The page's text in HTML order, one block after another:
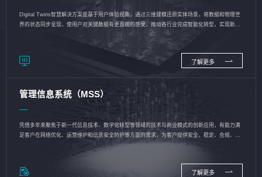
Digital Twins智慧解决方案是基于用户体验视角，通过三维建模还原实体场景，将数据和物理世
界的状态同步呈现，使用户对关键数据有更直观的感受，推动各行业完成智能化转型，实现新旧
了解更多
管理信息系统（MSS）
凭借多年来聚焦于新一代信息技术、数字化转型等领域的技术与商业模式的创新应用，有能力满
足客户在网络优化、运营维护和信息安全防护等方面的需求，为客户提供安全、稳定、合规、持
了解更多